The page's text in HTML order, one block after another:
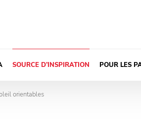
SOURCE D’INSPIRATION POUR LES
orientables